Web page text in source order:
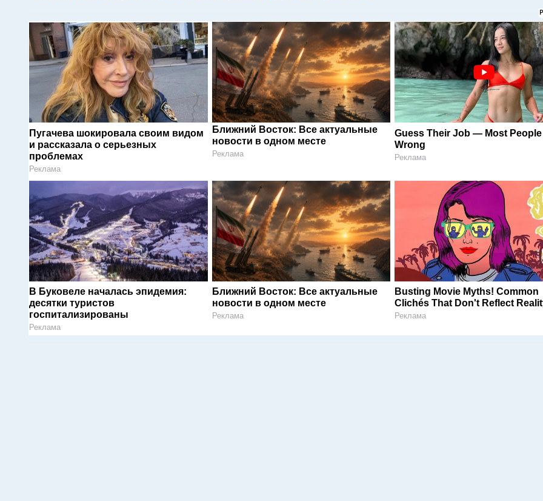
Пугачева шокировала своим видом
и рассказала о серьезных
проблемах
Реклама
Ближний Восток: Все актуальные
новости в одном месте
Реклама
Guess Their Job — Most People
Wrong
Реклама
В Буковеле началась эпидемия:
десятки туристов
госпитализированы
Реклама
Ближний Восток: Все актуальные
новости в одном месте
Реклама
Busting Movie Myths! Common
Clichés That Don't Reflect
Реклама